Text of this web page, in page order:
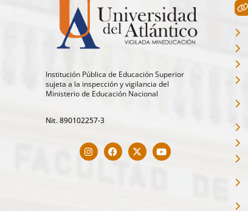
Institución Pública de Educación Superior
sujeta a la inspección y vigilancia del
Ministerio de Educación Nacional
Nit. 890102257-3